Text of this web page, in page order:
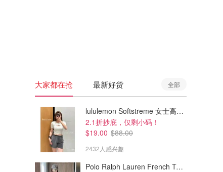
大家都在抢 最新好货 全部
lululemon Softstreme 女士高腰短裤 10cm
2.1折抄底，仅剩小码！
$19.00 $88.00
2432人感兴趣
Polo Ralph Lauren French Terry 女童连帽卫衣 7-16码